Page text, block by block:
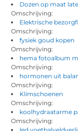
Dozen op maat
Omschrijving:
Elektrische
Omschrijving:
fysiek goud kopen
Omschrijving:
hema fotoalbum
Omschrijving:
hormonen uit
Omschrijving:
Klimschoenen
Omschrijving:
koolhydraatarme
Omschrijving: